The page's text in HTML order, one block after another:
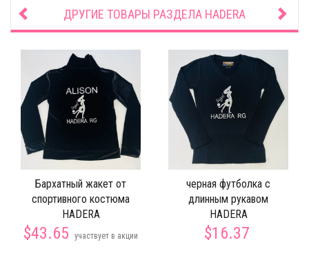
ДРУГИЕ ТОВАРЫ РАЗДЕЛА HADERA
Бархатный жакет от
спортивного костюма
HADERA
$43.65 участвует в акции
черная футболка с
длинным рукавом
HADERA
$16.37